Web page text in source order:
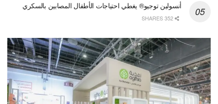
أنسولين توجيو® يغطي احتياجات الأطفال المصابين بالسكري